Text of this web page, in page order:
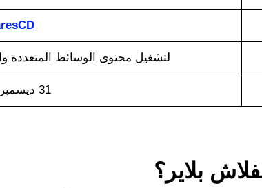
لتشغيل محتوى الوسائط المتعددة
31 ديسمبر 2020
بلاير؟